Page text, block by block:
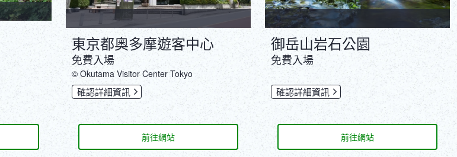
東京都奧多摩遊客中心
免費入場
© Okutama Visitor Center Tokyo
確認詳細資訊
前往網站
御岳山岩石公園
免費入場
確認詳細資訊
前往網站